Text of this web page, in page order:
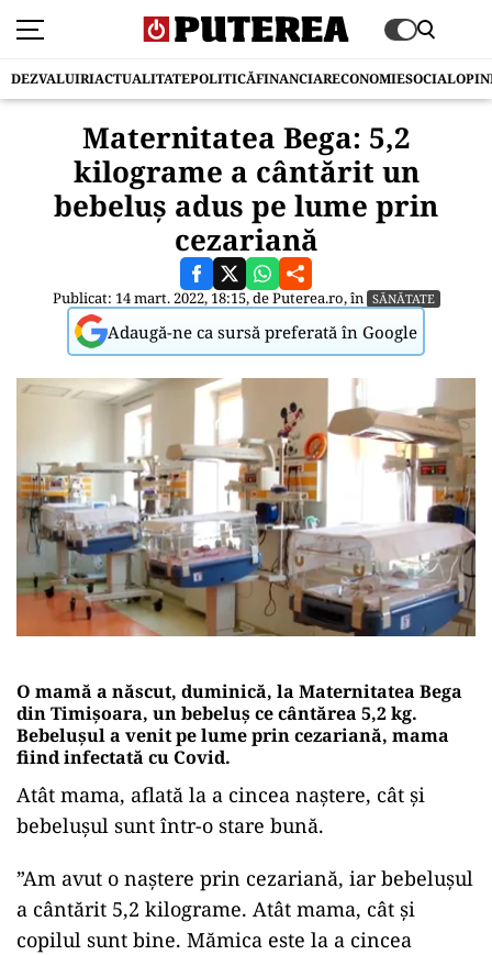
DEZVALUIRIACTUALITATEPOLITICĂFINANCIARECONOMIESOCIAL
Maternitatea Bega: 5,2
kilograme a cântărit un
bebeluș adus pe lume prin
cezariană
Publicat: 14 mart. 2022, 18:15, dePuterea.ro, în SĂNĂTATE
Adaugă-ne ca sursă preferată în Google
O mamă a născut, duminică, la Maternitatea Bega
din Timișoara, un bebeluș ce cântărea 5,2 kg.
Bebelușul a venit pe lume prin cezariană, mama
fiind infectată cu Covid.
Atât mama, aflată la a cincea naștere, cât și
bebelușul sunt într-o stare bună.
”Am avut o naștere prin cezariană, iar bebelușul
a cântărit 5,2 kilograme. Atât mama, cât și
copilul sunt bine. Mămica este la a cincea